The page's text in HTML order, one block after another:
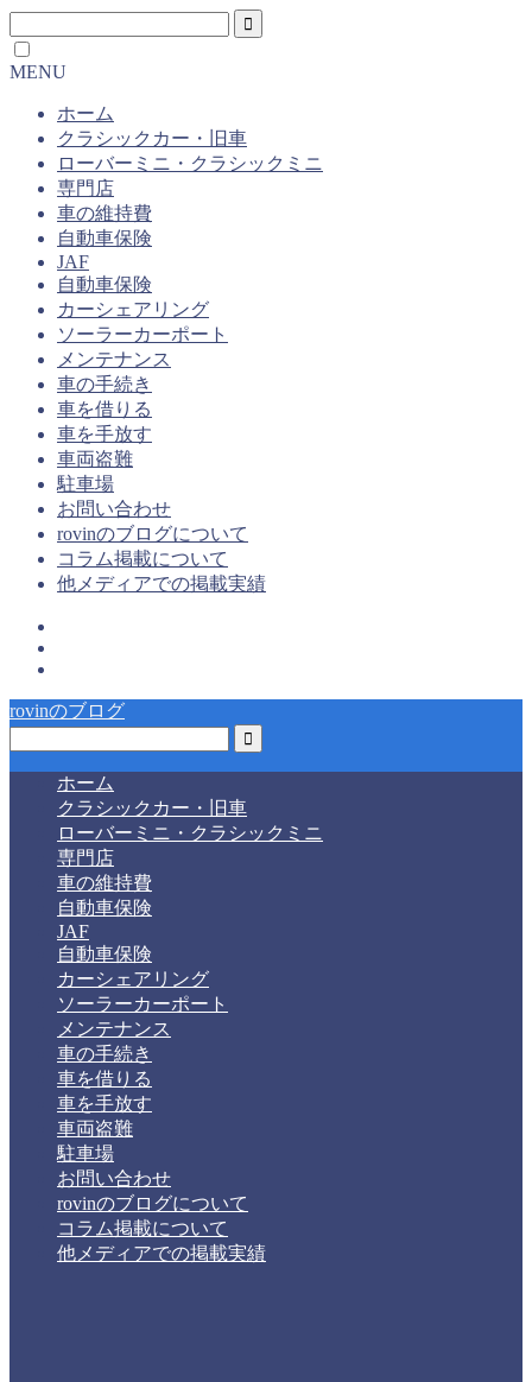
MENU
ホーム
クラシックカー・旧車
ローバーミニ・クラシックミニ
専門店
車の維持費
自動車保険
JAF
自動車保険
カーシェアリング
ソーラーカーポート
メンテナンス
車の手続き
車を借りる
車を手放す
車両盗難
駐車場
お問い合わせ
rovinのブログについて
コラム掲載について
他メディアでの掲載実績
rovinのブログ
ホーム
クラシックカー・旧車
ローバーミニ・クラシックミニ
専門店
車の維持費
自動車保険
JAF
自動車保険
カーシェアリング
ソーラーカーポート
メンテナンス
車の手続き
車を借りる
車を手放す
車両盗難
駐車場
お問い合わせ
rovinのブログについて
コラム掲載について
他メディアでの掲載実績